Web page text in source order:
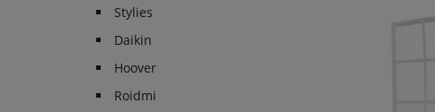
Stylies
Daikin
Hoover
Roidmi